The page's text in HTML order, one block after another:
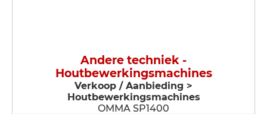
Andere techniek -
Houtbewerkingsmachines
Verkoop / Aanbieding >
Houtbewerkingsmachines
OMMA SP1400